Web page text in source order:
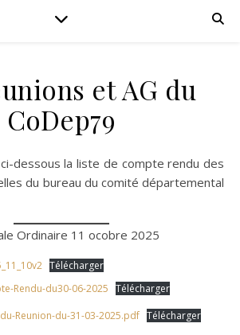
et AG du
CoDep79
du bureau du comité départemental
Ordinaire 11 ocobre 2025
Télécharger
Rendu-du30-06-2025 Télécharger
Reunion-du-31-03-2025.pdf Télécharger